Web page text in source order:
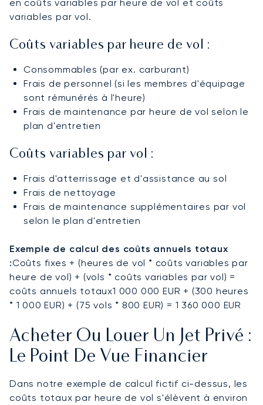
en coûts variables par heure de vol et coûts
variables par vol.
Coûts variables par heure de vol :
Consommables (par ex. carburant)
Frais de personnel (si les membres d'équipage
sont rémunérés à l'heure)
Frais de maintenance par heure de vol selon le
plan d'entretien
Coûts variables par vol :
Frais d'atterrissage et d'assistance au sol
Frais de nettoyage
Frais de maintenance supplémentaires par vol
selon le plan d'entretien
Exemple de calcul des coûts annuels totaux
:Coûts fixes + (heures de vol * coûts variables par
heure de vol) + (vols * coûts variables par vol) =
coûts annuels totaux1 000 000 EUR + (300 heures
* 1 000 EUR) + (75 vols * 800 EUR) = 1 360 000 EUR
Acheter Ou Louer Un Jet Privé :
Le Point De Vue Financier
Dans notre exemple de calcul fictif ci-dessus, les
coûts totaux par heure de vol s'élèvent à environ